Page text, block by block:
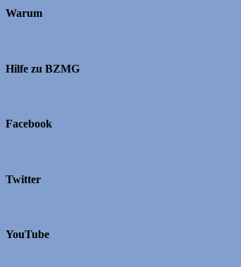
Warum
Hilfe zu BZMG
Facebook
Twitter
YouTube